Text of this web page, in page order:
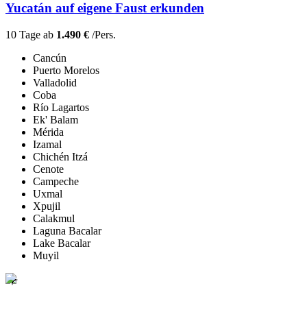
Yucatán auf eigene Faust erkunden
10 Tage ab 1.490 € /Pers.
Cancún
Puerto Morelos
Valladolid
Coba
Río Lagartos
Ek' Balam
Mérida
Izamal
Chichén Itzá
Cenote
Campeche
Uxmal
Xpujil
Calakmul
Laguna Bacalar
Lake Bacalar
Muyil